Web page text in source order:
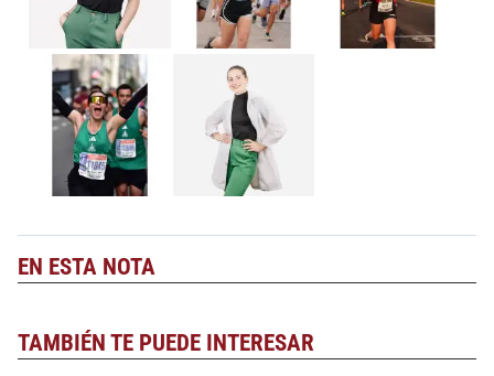
EN ESTA NOTA
TAMBIÉN TE PUEDE INTERESAR